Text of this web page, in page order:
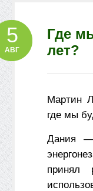
Где
лет?
5
АВГ
Мартин
где мы
Дания —
принял